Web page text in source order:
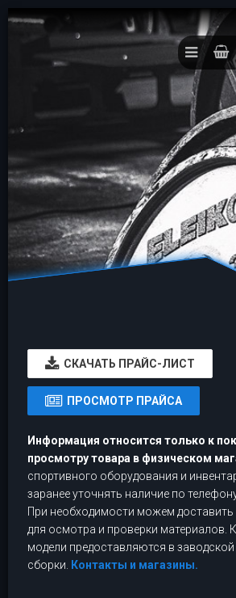
CКАЧАТЬ ПРАЙС-ЛИСТ
ПРОСМОТР ПРАЙСА
Информация относится только к
просмотру товара в физическом
спортивного оборудования и
заранее уточнять наличие по
При необходимости можем доставить
для осмотра и проверки материалов.
модели предоставляются в заводской
сборки.
Контакты и магазины.